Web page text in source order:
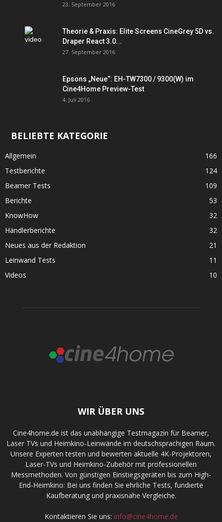
23. September 2016
Theorie & Praxis: Elite Screens CineGrey 5D vs.
Draper React 3.0...
27. September 2016
Epsons „Neue“: EH-TW7300 / 9300(W) im
Cine4Home Preview-Test
4. Juli 2016
BELIEBTE KATEGORIE
Allgemein
166
Testberichte
124
Beamer Tests
109
Berichte
53
KnowHow
32
Händlerberichte
32
Neues aus der Redaktion
21
Leinwand Tests
11
Videos
10
WIR ÜBER UNS
Cine4home.de ist das unabhängige Testmagazin für Beamer,
Laser TVs und Heimkino-Leinwände im deutschsprachigen Raum.
Unsere Experten testen und bewerten aktuelle 4K-Projektoren,
Laser-TVs und Heimkino-Zubehör mit professionellen
Messmethoden. Von günstigen Einstiegsgeräten bis zum High-
End-Heimkino: Bei uns finden Sie ehrliche Tests, fundierte
Kaufberatung und praxisnahe Vergleiche.
Kontaktieren Sie uns: info@cine4home.de